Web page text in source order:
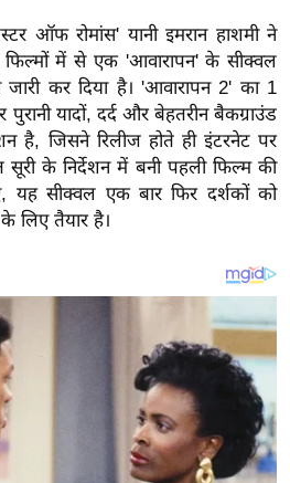
ऑफ रोमांस' यानी इमरान हाशमी ने
में से एक 'आवारापन' के सीक्वल
जारी कर दिया है। 'आवारापन 2' का 1
यादों, दर्द और बेहतरीन बैकग्राउंड
है, जिसने रिलीज होते ही इंटरनेट पर
सूरी के निर्देशन में बनी पहली फिल्म की
यह सीक्वल एक बार फिर दर्शकों को
लिए तैयार है।